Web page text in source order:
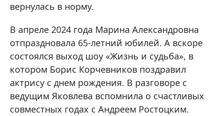
вернулась в норму.
В апреле 2024 года Марина Александровна
отпраздновала 65-летний юбилей. А вскоре
состоялся выход шоу «Жизнь и судьба», в
котором Борис Корчевников поздравил
актрису с днем рождения. В разговоре с
ведущим Яковлева вспомнила о счастливых
совместных годах с Андреем Ростоцким.